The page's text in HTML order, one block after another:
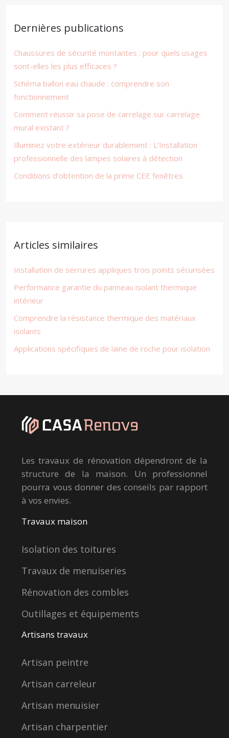
Dernières publications
Chaussures de sécurité montantes : pour quels usages
sont-elles les plus efficaces ?
Schéma ballon eau chaude : comprendre son
fonctionnement
Comment réussir sa pose de carrelage sur carrelage
mural existant ?
Illuminez votre extérieur durablement : L’Installation
professionnelle des lampes solaires à détection
Conditions d’obtention de la prime CEE fenêtres
Articles similaires
Installation de serrures appliques trois points sécurisées
Performance garantie du panneau isolant thermique
intérieur
Comprendre la résistance thermique des matériaux
isolants
Applications spécifiques de laine de roche pour isolation
Les travaux de rénovation dépendront de la
structure de la maison. Un professionnel
pourra vous donner des conseils par rapport
à vos envies.
Travaux maison
Isolation des toitures
Travaux de menuiseries
Rénovation des combles
Outillages et équipements
Artisans travaux
Artisan peintre
Artisan carreleur
Artisan menuisier
Artisan charpentier